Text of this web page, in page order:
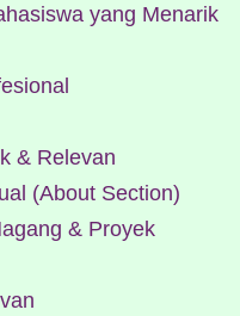
yang Menarik
& Relevan
(About Section)
& Proyek